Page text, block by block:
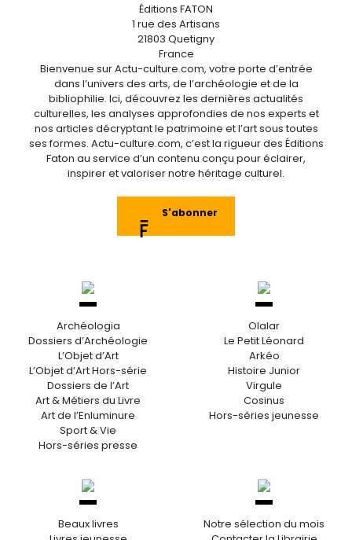
Éditions FATON
1 rue des Artisans
21803 Quetigny
France
Bienvenue sur Actu-culture.com, votre porte d’entrée
dans l’univers des arts, de l’archéologie et de la
bibliophilie. Ici, découvrez les dernières actualités
culturelles, les analyses approfondies de nos experts et
nos articles décryptant le patrimoine et l’art sous toutes
ses formes. Actu-culture.com, c’est la rigueur des Éditions
Faton au service d’un contenu conçu pour éclairer,
inspirer et valoriser notre héritage culturel.
S'abonner
Archéologia
Dossiers d’Archéologie
L’Objet d’Art
L’Objet d’Art Hors-série
Dossiers de l’Art
Art & Métiers du Livre
Art de l’Enluminure
Sport & Vie
Hors-séries presse
Olalar
Le Petit Léonard
Arkéo
Histoire Junior
Virgule
Cosinus
Hors-séries jeunesse
Beaux livres
Notre sélection du mois